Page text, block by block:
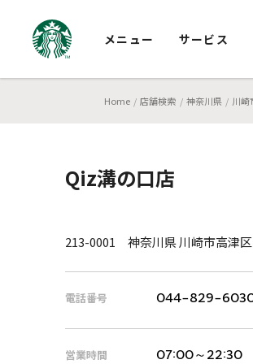
メニュー サービス
Home 店舗検索 神奈川県 川崎
Qiz溝の口店
213-0001 神奈川県 川崎市高津
電話番号 044-829-
営業時間 07:00～22:30